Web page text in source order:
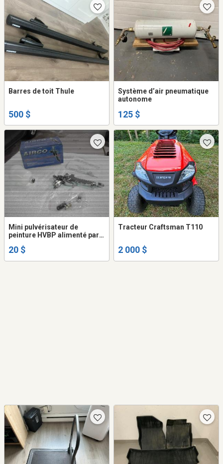
Barres de toit Thule
500 $
Système d’air pneumatique
autonome
125 $
Mini pulvérisateur de
peinture HVBP alimenté par
20 $
Tracteur Craftsman T110
2 000 $